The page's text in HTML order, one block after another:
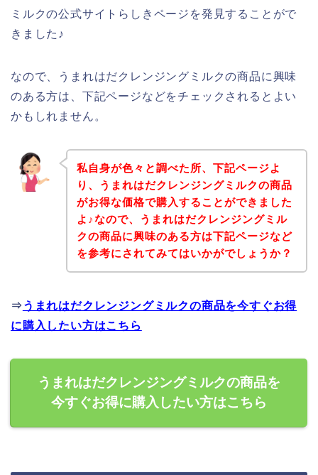
ミルクの公式サイトらしきページを発見することがで
きました♪
なので、うまれはだクレンジングミルクの商品に興味
のある方は、下記ページなどをチェックされるとよい
かもしれません。
私自身が色々と調べた所、下記ページよ
り、うまれはだクレンジングミルクの商品
がお得な価格で購入することができました
よ♪なので、うまれはだクレンジングミル
クの商品に興味のある方は下記ページなど
を参考にされてみてはいかがでしょうか？
⇒ うまれはだクレンジングミルクの商品を今すぐお得
に購入したい方はこちら
うまれはだクレンジングミルクの商品を
今すぐお得に購入したい方はこちら